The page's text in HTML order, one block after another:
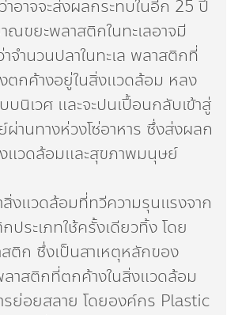
อาจจะส่งผลกระทบในอีก 25 ปี
ณขยะพลาสติกในทะเลอาจมี
จำนวนปลาในทะเล พลาสติกที่
ตกค้างอยู่ในสิ่งแวดล้อม หลง
บนิเวศ และจะปนเปื้อนกลับเข้าสู่
านทางห่วงโซ่อาหาร ซึ่งส่งผลก
แวดล้อมและสุขภาพมนุษย์
แวดล้อมที่ทวีความรุนแรงจาก
ประเภทใช้ครั้งเดียวทิ้ง โดย
ติก ซึ่งเป็นสาเหตุหลักของ
าสติกที่ตกค้างในสิ่งแวดล้อม
รย่อยสลาย โดยองค์กร Plastic